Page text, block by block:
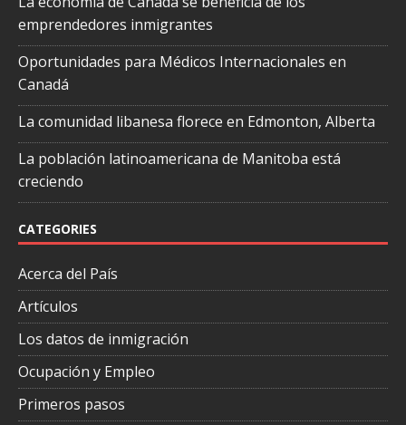
emprendedores inmigrantes
Oportunidades para Médicos Internacionales en
Canadá
La comunidad libanesa florece en Edmonton, Alberta
La población latinoamericana de Manitoba está
creciendo
CATEGORIES
Acerca del País
Artículos
Los datos de inmigración
Ocupación y Empleo
Primeros pasos